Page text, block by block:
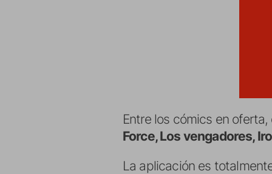
Entre los cómics en
Force, Los vengadores,
La aplicación es